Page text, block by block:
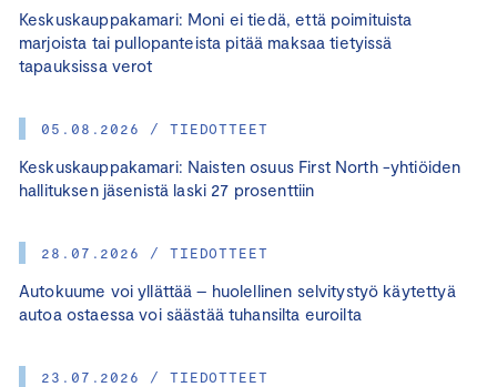
Keskuskauppakamari: Moni ei tiedä, että poimituista
marjoista tai pullopanteista pitää maksaa tietyissä
tapauksissa verot
05.08.2026 / TIEDOTTEET
Keskuskauppakamari: Naisten osuus First North -yhtiöiden
hallituksen jäsenistä laski 27 prosenttiin
28.07.2026 / TIEDOTTEET
Autokuume voi yllättää – huolellinen selvitystyö käytettyä
autoa ostaessa voi säästää tuhansilta euroilta
23.07.2026 / TIEDOTTEET